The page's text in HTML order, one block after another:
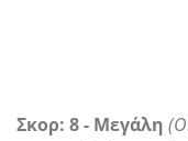
Σκορ: 8 - Μεγάλη